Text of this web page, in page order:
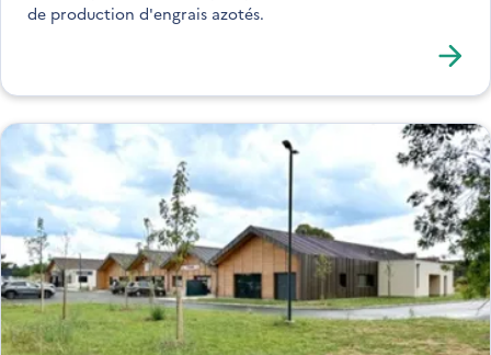
de production d'engrais azotés.